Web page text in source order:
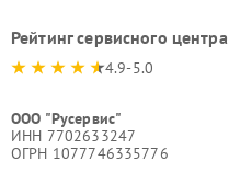
Рейтинг сервисного центра
4.9-5.0
ООО "Русервис"
ИНН 7702633247
ОГРН 1077746335776